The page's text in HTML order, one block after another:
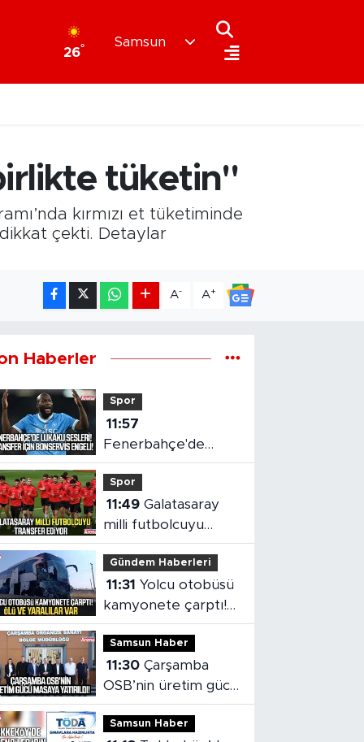
26°
Samsun
tüketin"
kırmızı et tüketiminde
çekti. Detaylar
A- A+
Haberler
Spor
11:57
Fenerbahçe'de
Lukaku sesleri!
Transfer için
bonservis engeli
Spor
11:49 Galatasaray
milli futbolcuyu
transfer ediyor
Gündem Haberleri
11:31
kamyonete çarptı!
Ölü ve yaralılar var
Samsun Haber
11:30 Çarşamba
OSB’nin üretim gücü
masaya yatırıldı
Samsun Haber